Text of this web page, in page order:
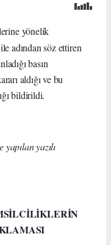
yönelik
adından söz ettiren
basın
aldığı ve bu
bildirildi.
yazılı